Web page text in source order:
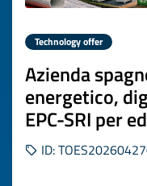
Technology offer
Azienda
energetico,
EPC-SRI per
ID: